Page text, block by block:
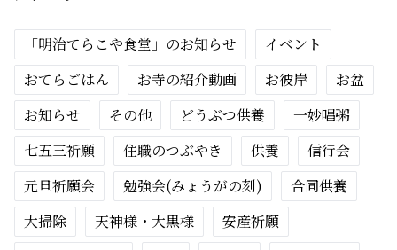
「明治てらこや食堂」のお知らせ
イベント
おてらごはん
お寺の紹介動画 お彼岸
お盆
お知らせ
その他 どうぶつ供養
一妙唱粥
七五三祈願
住職のつぶやき 供養
信行会
元旦祈願会
勉強会(みょうがの刻)
合同供養
大掃除
天神様・大黒様
安産祈願